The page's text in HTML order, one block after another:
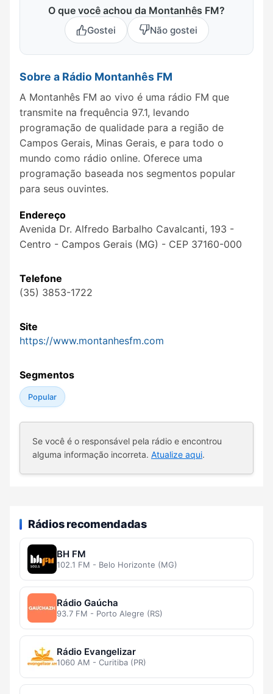
O que você achou da Montanhês FM?
Gostei Não gostei
Sobre a Rádio Montanhês FM
A Montanhês FM ao vivo é uma rádio FM que
transmite na frequência 97.1, levando
programação de qualidade para a região de
Campos Gerais, Minas Gerais, e para todo o
mundo como rádio online. Oferece uma
programação baseada nos segmentos popular
para seus ouvintes.
Endereço
Avenida Dr. Alfredo Barbalho Cavalcanti, 193 -
Centro - Campos Gerais (MG) - CEP 37160-000
Telefone
(35) 3853-1722
Site
https://www.montanhesfm.com
Segmentos
Popular
Se você é o responsável pela rádio e encontrou
alguma informação incorreta. Atualize aqui.
Rádios recomendadas
BH FM
102.1 FM - Belo Horizonte (MG)
Rádio Gaúcha
93.7 FM - Porto Alegre (RS)
Rádio Evangelizar
1060 AM - Curitiba (PR)